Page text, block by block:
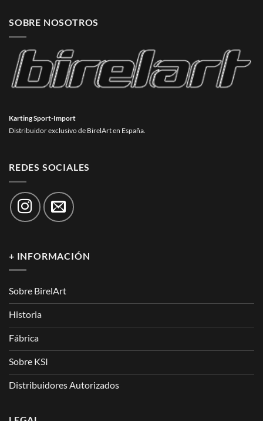
SOBRE NOSOTROS
Karting Sport-Import
Distribuidor exclusivo de BirelArt en España.
REDES SOCIALES
+ INFORMACIÓN
Sobre BirelArt
Historia
Fábrica
Sobre KSI
Distribuidores Autorizados